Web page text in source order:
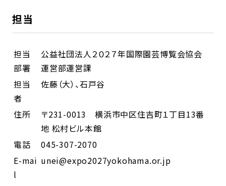
担当
担当
部署
公益社団法人２０２７年国際園芸博覧会協会
運営部運営課
担当
者
佐藤（大）、石戸谷
住所
〒231-0013 横浜市中区住吉町１丁目13番
地 松村ビル本館
電話
045-307-2070
E-mai
l
unei@expo2027yokohama.or.jp